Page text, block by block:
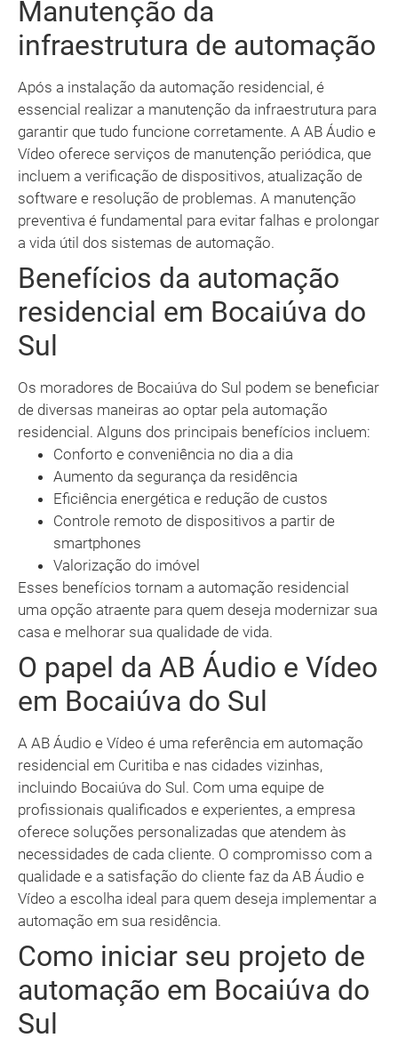
Manutenção da
infraestrutura de automação
Após a instalação da automação residencial, é
essencial realizar a manutenção da infraestrutura para
garantir que tudo funcione corretamente. A AB Áudio e
Vídeo oferece serviços de manutenção periódica, que
incluem a verificação de dispositivos, atualização de
software e resolução de problemas. A manutenção
preventiva é fundamental para evitar falhas e prolongar
a vida útil dos sistemas de automação.
Benefícios da automação
residencial em Bocaiúva do
Sul
Os moradores de Bocaiúva do Sul podem se beneficiar
de diversas maneiras ao optar pela automação
residencial. Alguns dos principais benefícios incluem:
Conforto e conveniência no dia a dia
Aumento da segurança da residência
Eficiência energética e redução de custos
Controle remoto de dispositivos a partir de
smartphones
Valorização do imóvel
Esses benefícios tornam a automação residencial
uma opção atraente para quem deseja modernizar sua
casa e melhorar sua qualidade de vida.
O papel da AB Áudio e Vídeo
em Bocaiúva do Sul
A AB Áudio e Vídeo é uma referência em automação
residencial em Curitiba e nas cidades vizinhas,
incluindo Bocaiúva do Sul. Com uma equipe de
profissionais qualificados e experientes, a empresa
oferece soluções personalizadas que atendem às
necessidades de cada cliente. O compromisso com a
qualidade e a satisfação do cliente faz da AB Áudio e
Vídeo a escolha ideal para quem deseja implementar a
automação em sua residência.
Como iniciar seu projeto de
automação em Bocaiúva do
Sul